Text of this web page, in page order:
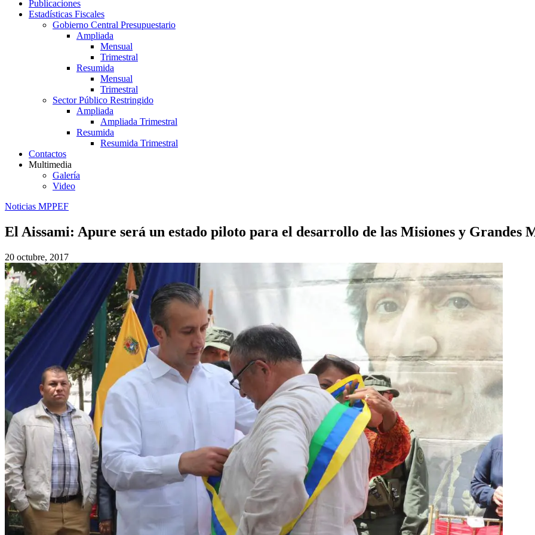
Publicaciones
Estadísticas Fiscales
Gobierno Central Presupuestario
Ampliada
Mensual
Trimestral
Resumida
Mensual
Trimestral
Sector Público Restringido
Ampliada
Ampliada Trimestral
Resumida
Resumida Trimestral
Contactos
Multimedia
Galería
Video
Noticias MPPEF
El Aissami: Apure será un estado piloto para el desarrollo de las Misiones y Grandes
20 octubre, 2017